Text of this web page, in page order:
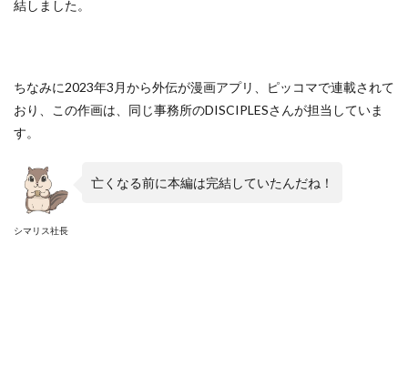
結しました。
ちなみに2023年3月から外伝が漫画アプリ、ピッコマで連載されて
おり、この作画は、同じ事務所のDISCIPLESさんが担当していま
す。
シマリス社長
亡くなる前に本編は完結していたんだね！